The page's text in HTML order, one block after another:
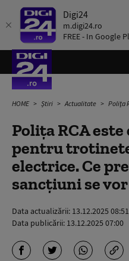
Digi24
m.digi24.ro
FREE - In Google
HOME Știri Actualitate Polița RCA
Polița RCA
pentru
electrice. Ce
sancțiuni se
Data actualizării: 13.12.2025 08:51
Data publicării: 13.12.2025 07:00